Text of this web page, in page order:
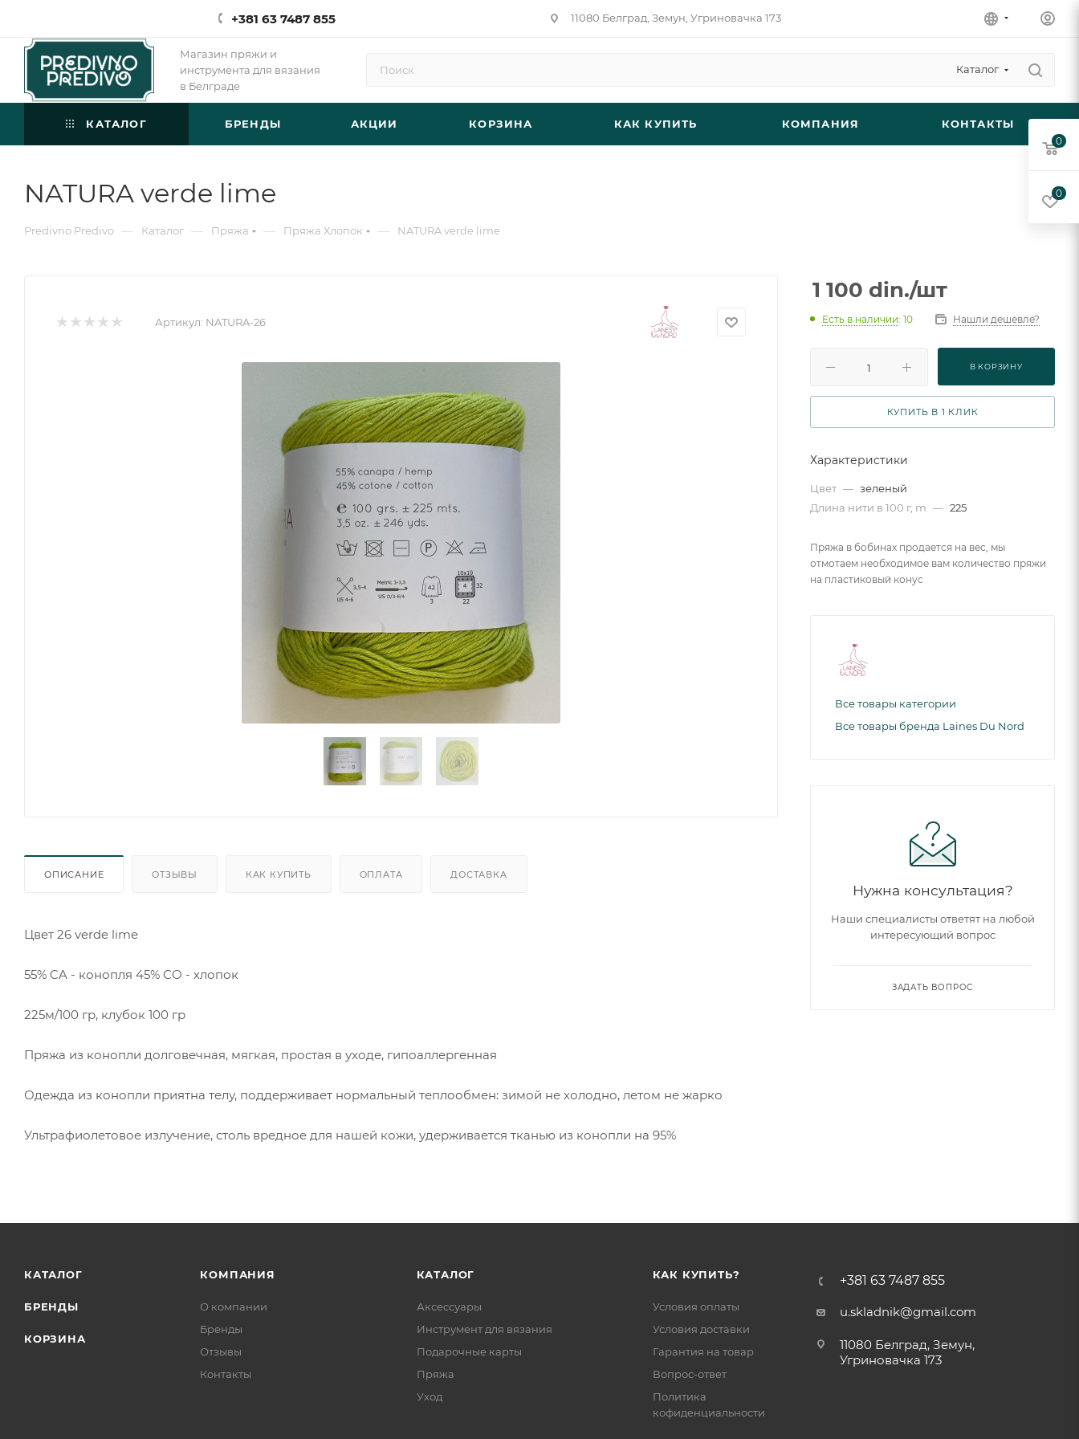
+381 63 7487 855 11080 Белград, Земун, Угриновачка 173
Магазин пряжи и
инструмента для вязания
в Белграде
Каталог
КАТАЛОГ БРЕНДЫ АКЦИИ КОРЗИНА КАК КУПИТЬ КОМПАНИЯ КОНТАКТЫ
NATURA verde lime
Predivno Predivo — Каталог — Пряжа — Пряжа Хлопок — NATURA verde lime
Артикул: NATURA-26
ОПИСАНИЕ ОТЗЫВЫ КАК КУПИТЬ ОПЛАТА ДОСТАВКА
Цвет 26 verde lime
55% CA - конопля 45% СO - хлопок
225м/100 гр, клубок 100 гр
Пряжа из конопли долговечная, мягкая, простая в уходе, гипоаллергенная
Одежда из конопли приятна телу, поддерживает нормальный теплообмен: зимой не холодно, летом не жарко
Ультрафиолетовое излучение, столь вредное для нашей кожи, удерживается тканью из конопли на 95%
1 100 din./шт
Есть в наличии: 10 Нашли дешевле?
В КОРЗИНУ
КУПИТЬ В 1 КЛИК
Характеристики
Цвет — зеленый
Длина нити в 100 г, m — 225
Пряжа в бобинах продается на вес, мы
отмотаем необходимое вам количество пряжи
на пластиковый конус
Все товары категории
Все товары бренда Laines Du Nord
Нужна консультация?
Наши специалисты ответят на любой
интересующий вопрос
ЗАДАТЬ ВОПРОС
КАТАЛОГ
БРЕНДЫ
КОРЗИНА
КОМПАНИЯ
О компании
Бренды
Отзывы
Контакты
КАТАЛОГ
Аксессуары
Инструмент для вязания
Подарочные карты
Пряжа
Уход
КАК КУПИТЬ?
Условия оплаты
Условия доставки
Гарантия на товар
Вопрос-ответ
Политика
кофиденциальности
+381 63 7487 855
u.skladnik@gmail.com
11080 Белград, Земун,
Угриновачка 173
0
0